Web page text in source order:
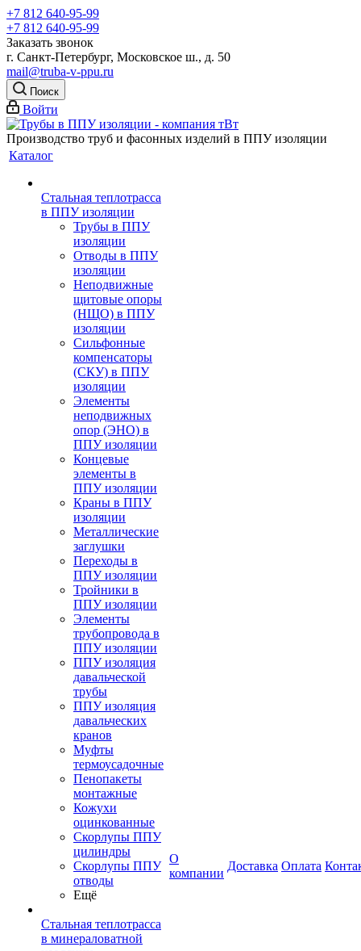
+7 812 640-95-99
+7 812 640-95-99
Заказать звонок
г. Санкт-Петербург, Московское ш., д. 50
mail@truba-v-ppu.ru
Поиск
Войти
Производство труб и фасонных изделий в ППУ изоляции
Каталог
Стальная теплотрасса
в ППУ изоляции
Трубы в ППУ
изоляции
Отводы в ППУ
изоляции
Неподвижные
щитовые опоры
(НЩО) в ППУ
изоляции
Cильфонные
компенсаторы
(СКУ) в ППУ
изоляции
Элементы
неподвижных
опор (ЭНО) в
ППУ изоляции
Концевые
элементы в
ППУ изоляции
Краны в ППУ
изоляции
Металлические
заглушки
Переходы в
ППУ изоляции
Тройники в
ППУ изоляции
Элементы
трубопровода в
ППУ изоляции
ППУ изоляция
давальческой
трубы
ППУ изоляция
давальческих
кранов
Муфты
термоусадочные
Пенопакеты
монтажные
Кожухи
оцинкованные
Скорлупы ППУ
цилиндры
Скорлупы ППУ
отводы
Ещё
Стальная теплотрасса
в минераловатной
О
компании
Доставка Оплата